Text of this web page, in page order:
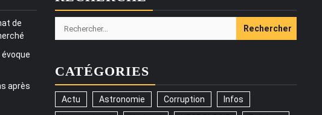
de
évoque
après
Rechercher :
CATÉGORIES
Actu Astronomie Corruption Infos